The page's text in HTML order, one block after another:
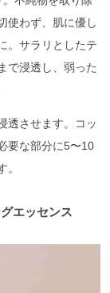
使わず、肌に優し
。サラリとしたテ
で浸透し、弱った
透させます。コッ
要な部分に5〜10
エッセンス